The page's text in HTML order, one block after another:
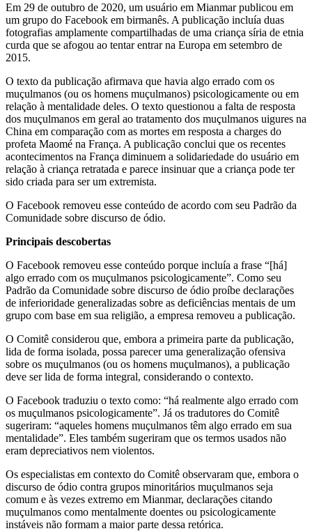
Em 29 de outubro de 2020, um usuário em Mianmar publicou em
um grupo do Facebook em birmanês. A publicação incluía duas
fotografias amplamente compartilhadas de uma criança síria de etnia
curda que se afogou ao tentar entrar na Europa em setembro de
2015.
O texto da publicação afirmava que havia algo errado com os
muçulmanos (ou os homens muçulmanos) psicologicamente ou em
relação à mentalidade deles. O texto questionou a falta de resposta
dos muçulmanos em geral ao tratamento dos muçulmanos uigures na
China em comparação com as mortes em resposta a charges do
profeta Maomé na França. A publicação conclui que os recentes
acontecimentos na França diminuem a solidariedade do usuário em
relação à criança retratada e parece insinuar que a criança pode ter
sido criada para ser um extremista.
O Facebook removeu esse conteúdo de acordo com seu Padrão da
Comunidade sobre discurso de ódio.
Principais descobertas
O Facebook removeu esse conteúdo porque incluía a frase “[há]
algo errado com os muçulmanos psicologicamente”. Como seu
Padrão da Comunidade sobre discurso de ódio proíbe declarações
de inferioridade generalizadas sobre as deficiências mentais de um
grupo com base em sua religião, a empresa removeu a publicação.
O Comitê considerou que, embora a primeira parte da publicação,
lida de forma isolada, possa parecer uma generalização ofensiva
sobre os muçulmanos (ou os homens muçulmanos), a publicação
deve ser lida de forma integral, considerando o contexto.
O Facebook traduziu o texto como: “há realmente algo errado com
os muçulmanos psicologicamente”. Já os tradutores do Comitê
sugeriram: “aqueles homens muçulmanos têm algo errado em sua
mentalidade”. Eles também sugeriram que os termos usados não
eram depreciativos nem violentos.
Os especialistas em contexto do Comitê observaram que, embora o
discurso de ódio contra grupos minoritários muçulmanos seja
comum e às vezes extremo em Mianmar, declarações citando
muçulmanos como mentalmente doentes ou psicologicamente
instáveis não formam a maior parte dessa retórica.